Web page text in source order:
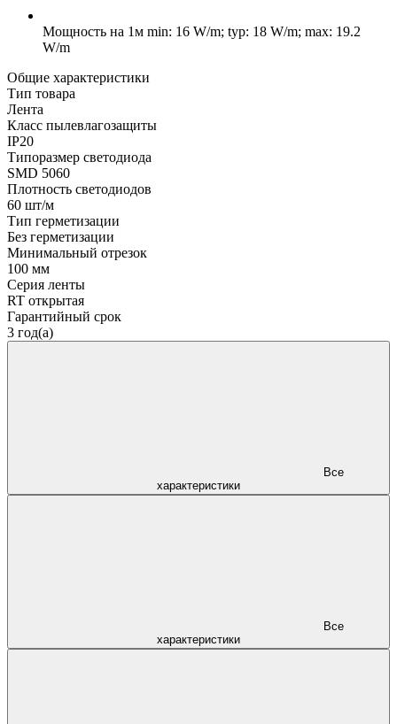
Мощность на 1м min: 16 W/m; typ: 18 W/m; max: 19.2
W/m
Общие характеристики
Тип товара
Лента
Класс пылевлагозащиты
IP20
Типоразмер светодиода
SMD 5060
Плотность светодиодов
60 шт/м
Тип герметизации
Без герметизации
Минимальный отрезок
100 мм
Серия ленты
RT открытая
Гарантийный срок
3 год(а)
характеристики
характеристики